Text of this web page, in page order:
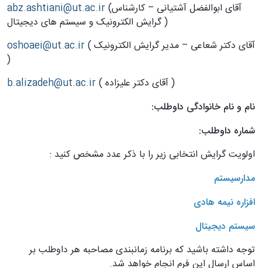
abz.ashtiani@ut.ac.ir(آقای ابوالفضل آشتیانی – کارشناس
گرایش الکترونیک و سیستم های دیجیتال )
oshoaei@ut.ac.ir( آقای دکتر شعاعی – مدیر گرایش الکترونیک
)
b.alizadeh@ut.ac.ir
( آقای دکتر علیزاده )
نام و نام خانوادگی داوطلب:
شماره داوطلب:
اولویت گرایش انتخابی زیر را با ذکر عدد مشخص کنید :
مدارسیستم
افزاره نیمه هادی
سیستم دیجیتال
توجه داشته باشید که برنامه زمانبندی مصاحبه هر داوطلب بر
اساس ارسال این فرم انجام خواهد شد.